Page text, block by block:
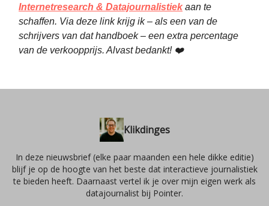
Internetresearch & Datajournalistiekaan te
schaffen. Via deze link krijg ik – als een van de
schrijvers van dat handboek – een extra percentage
van de verkoopprijs. Alvast bedankt! ❤️
Klikdinges
In deze nieuwsbrief (elke paar maanden een hele dikke editie)
blijf je op de hoogte van het beste dat interactieve journalistiek
te bieden heeft. Daarnaast vertel ik je over mijn eigen werk als
datajournalist bij Pointer.